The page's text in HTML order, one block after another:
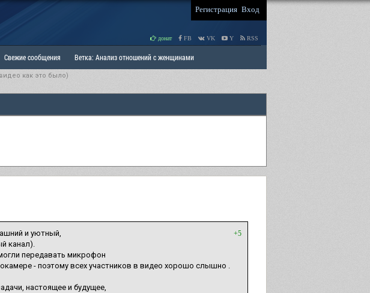
Регистрация Вход
донат FB VK Y RSS
Свежие сообщения Ветка: Анализ отношений с женщинами
РАЗДЕЛ: Маскулизм, МД и права мужчин
как это было)
+5
и уютный,
канал).
передавать микрофон
- поэтому всех участников в видео хорошо слышно .
настоящее и будущее,